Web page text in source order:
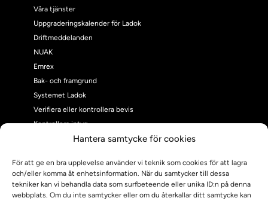
Hantera samtycke för cookies
För att ge en bra upplevelse använder vi teknik som cookies för att lagra
och/eller komma åt enhetsinformation. När du samtycker till dessa
tekniker kan vi behandla data som surfbeteende eller unika ID:n på denna
webbplats. Om du inte samtycker eller om du återkallar ditt samtycke kan
Våra tjänster
Uppgraderingskalender för Ladok
Driftmeddelanden
NUAK
Emrex
Bak- och framgrund
Systemet Ladok
Verifiera eller kontrollera bevis
Kontrollera intyg
Om Ladokkonsortiet
Ladokkonsortiet internationellt
Vision, strategi och produktplan